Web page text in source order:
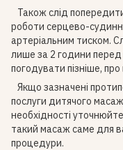
Також слід
роботи серцево-
артеріальним тиском.
лише за 2 години
погодувати пізніше,
Якщо зазначені
послуги дитячого
необхідності
такий масаж саме для
процедури.